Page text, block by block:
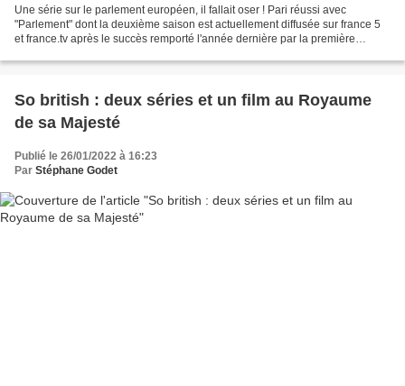
Une série sur le parlement européen, il fallait oser ! Pari réussi avec
"Parlement" dont la deuxième saison est actuellement diffusée sur france 5
et france.tv après le succès remporté l'année dernière par la première
So british : deux séries et un film au Royaume
de sa Majesté
Publié le 26/01/2022 à 16:23
Par Stéphane Godet